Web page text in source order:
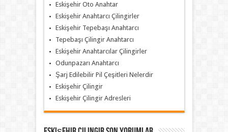
Eskişehir Oto Anahtar
Eskişehir Anahtarcı Çilingirler
Eskişehir Tepebaşı Anahtarcı
Tepebaşı Çilingir Anahtarcı
Eskişehir Anahtarcılar Çilingirler
Odunpazarı Anahtarcı
Şarj Edilebilir Pil Çeşitleri Nelerdir
Eskişehir Çilingir
Eskişehir Çilingir Adresleri